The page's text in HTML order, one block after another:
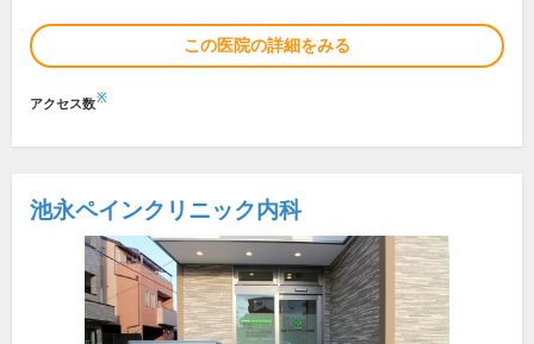
この医院の詳細をみる
アクセス数※
池永ペインクリニック内科